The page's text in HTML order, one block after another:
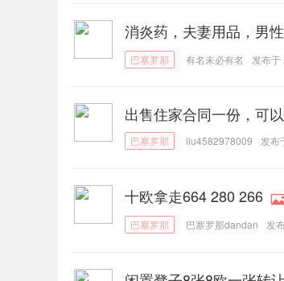
消炎药，夫妻用品，男
有名未必有名 发布
出售住家合同一份，可
liu4582978009
发布
十欧拿走664 280 266
巴塞罗那dandan 发